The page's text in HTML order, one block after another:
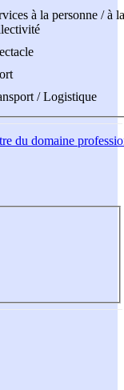
à la personne / à la
/ Logistique
du domaine